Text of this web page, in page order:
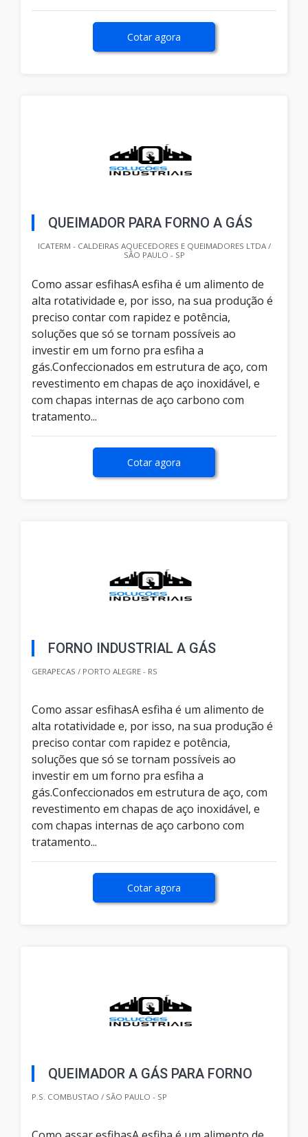
Cotar agora
QUEIMADOR PARA FORNO A GÁS
ICATERM - CALDEIRAS AQUECEDORES E QUEIMADORES LTDA /
SÃO PAULO - SP
Como assar esfihasA esfiha é um alimento de
alta rotatividade e, por isso, na sua produção é
preciso contar com rapidez e potência,
soluções que só se tornam possíveis ao
investir em um forno pra esfiha a
gás.Confeccionados em estrutura de aço, com
revestimento em chapas de aço inoxidável, e
com chapas internas de aço carbono com
tratamento...
Cotar agora
FORNO INDUSTRIAL A GÁS
GERAPECAS / PORTO ALEGRE - RS
Como assar esfihasA esfiha é um alimento de
alta rotatividade e, por isso, na sua produção é
preciso contar com rapidez e potência,
soluções que só se tornam possíveis ao
investir em um forno pra esfiha a
gás.Confeccionados em estrutura de aço, com
revestimento em chapas de aço inoxidável, e
com chapas internas de aço carbono com
tratamento...
Cotar agora
QUEIMADOR A GÁS PARA FORNO
P.S. COMBUSTAO / SÃO PAULO - SP